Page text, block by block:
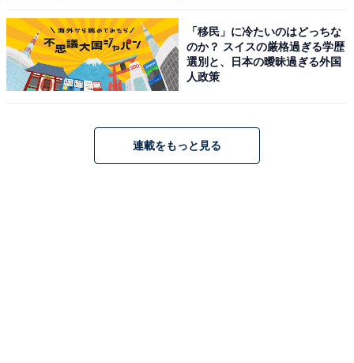
「移民」に冷たいのはどっちな
のか？ スイスの厳格過ぎる学歴
選別と、日本の曖昧過ぎる外国
人政策
連載をもっと見る